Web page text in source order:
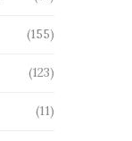
(155)
(123)
(11)